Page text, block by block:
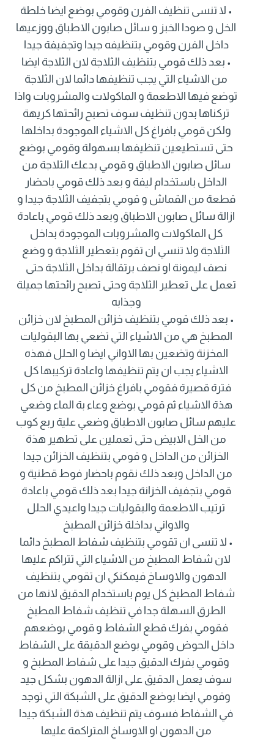
• لا تنسى تنظيف الفرن وقومي بوضع ايضا خلطة
الخل و صودا الخبز و سائل صابون الاطباق ووزعيها
داخل الفرن وقومي بتنظيفه جيدا وتجفيفة جيدا
• بعد ذلك قومي بتنظيف الثلاجة لان الثلاجة ايضا
من الاشياء التي يجب تنظيفها دائما لان الثلاجة
توضع فيها الاطعمة و الماكولات والمشروبات واذا
تركناها بدون تنظيف سوف تصبح رائحتها كريهة
ولكن قومي بافراغ كل الاشياء الموجودة بداخلها
حتى تستطيعين تنظيفها بسهولة وقومي بوضع
سائل صابون الاطباق و قومي بدعك الثلاجة من
الداخل باستخدام ليفة و بعد ذلك قومي باحضار
قطعة من القماش و قومي بتجفيف الثلاجة جيدا و
ازالة سائل صابون الاطباق وبعد ذلك قومي باعادة
كل الماكولات والمشروبات الموجودة بداخل
الثلاجة ولا تنسي ان تقوم بتعطير الثلاجة و وضع
نصف ليمونة او نصف برتقالة بداخل الثلاجة حتى
تعمل على تعطير الثلاجة وحتى تصبح رائحتها جميلة
وجذابه
• بعد ذلك قومي بتنظيف خزائن المطبخ لان خزائن
المطبخ هي من الاشياء التي تضعي بها البقوليات
المخزنة وتضعين بها الاواني ايضا و الحلل فهذه
الاشياء يجب ان يتم تنظيفها واعادة تركيبها كل
فترة قصيرة فقومي بافراغ خزائن المطبخ من كل
هذة الاشياء ثم قومي بوضع وعاء بة الماء وضعي
عليهم سائل صابون الاطباق وضعي علية ربع كوب
من الخل الابيض حتى تعملين على تطهير هذة
الخزائن من الداخل و قومي بتنظيف الخزائن جيدا
من الداخل وبعد ذلك نقوم باحضار فوط قطنية و
قومي بتجفيف الخزانة جيدا بعد ذلك قومي باعادة
ترتيب الاطعمة والبقوليات جيدا واعيدي الحلل
والاواني بداخلة خزائن المطبخ
• لا تنسى ان تقومي بتنظيف شفاط المطبخ دائما
لان شفاط المطبخ من الاشياء التي تتراكم عليها
الدهون والاوساخ فيمكنكي ان تقومي بتنظيف
شفاط المطبخ كل يوم باستخدام الدقيق لانها من
الطرق السهلة جدا في تنظيف شفاط المطبخ
فقومي بفرك قطع الشفاط و قومي بوضعهم
داخل الحوض وقومي بوضع الدقيقة على الشفاط
وقومي بفرك الدقيق جيدا على شفاط المطبخ و
سوف يعمل الدقيق على ازالة الدهون بشكل جيد
وقومي ايضا بوضع الدقيق على الشبكة التي توجد
في الشفاط فسوف يتم تنظيف هذة الشبكة جيدا
من الدهون او الاوساخ المتراكمة عليها